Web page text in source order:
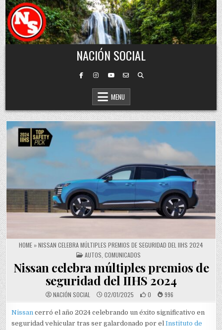
Skip to content
NACIÓN SOCIAL
MENU
HOME »NISSAN CELEBRA MÚLTIPLES PREMIOS DE SEGURIDAD DEL IIHS 2024
POSTED IN
AUTOS COMUNICADOS
Nissan celebra múltiples premios de
seguridad del IIHS 2024
NACIÓN SOCIAL 02/01/2025 0 996
Nissan cerró el año 2024 celebrando un éxito significativo en
seguridad vehicular tras ser galardonado por elInstituto de